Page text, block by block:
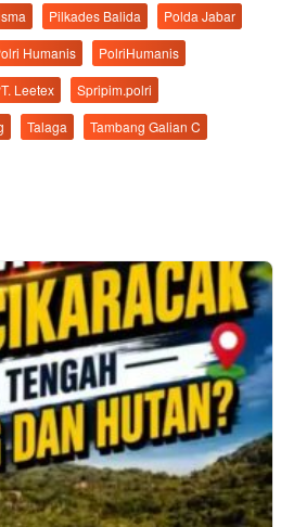
Pilkades Balida
Polda Jabar
Humanis
PolriHumanis
Leetex
Spripim.polri
Talaga
Tambang Galian C